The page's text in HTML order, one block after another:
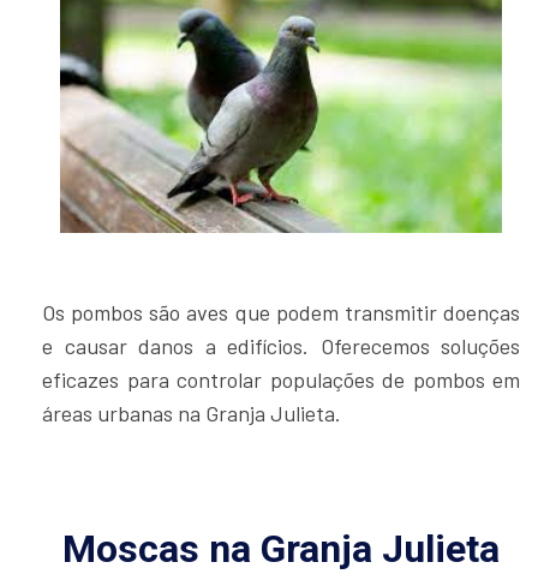
Os pombos são aves que podem transmitir doenças
e causar danos a edifícios. Oferecemos soluções
eficazes para controlar populações de pombos em
áreas urbanas na Granja Julieta.
Moscas na Granja Julieta